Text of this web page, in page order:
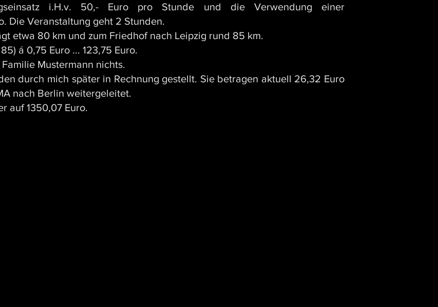
i.H.v. 50,- Euro pro Stunde und die Verwendung einer
Die Veranstaltung geht 2 Stunden.
etwa 80 km und zum Friedhof nach Leipzig rund 85 km.
á 0,75 Euro ... 123,75 Euro.
Mustermann nichts.
durch mich später in Rechnung gestellt. Sie betragen aktuell 26,32 Euro
nach Berlin weitergeleitet.
auf 1350,07 Euro.